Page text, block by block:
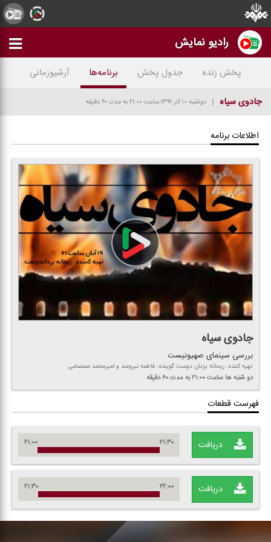
رادیو نمایش
پخش زنده جدول پخش برنامه‌ها
آرشیوزمانی
جادوی سیاه
دوشنبه ۱۰ آذر ۱۳۹۹ ساعت ۲۱:۰۰ به مدت ۶۰ دقیقه
اطلاعات برنامه
جادوی سیاه
بررسی سینمای صهیونیست
تهیه كننده: ریحانه یزدان دوست گوینده: فاطمه نیرومند و امیرمحمد صمصامی
دو شنبه ها ساعت ۲۱:۰۰ به مدت ۶۰ دقیقه
فهرست قطعات
دریافت ۲۱:۰۰ ۲۱:۳۰
دریافت ۲۱:۳۰ ۲۲:۰۰